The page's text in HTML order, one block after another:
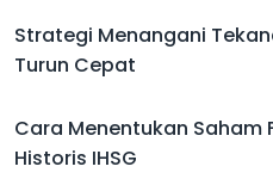
Strategi Menangani
Turun Cepat
Cara Menentukan Saham
Historis IHSG